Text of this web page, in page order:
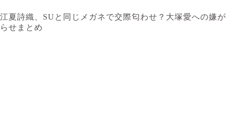
江夏詩織、SUと同じメガネで交際匂わせ？大塚愛への嫌が
らせまとめ